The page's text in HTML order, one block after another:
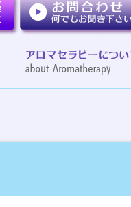
お客様の声